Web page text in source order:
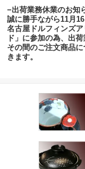
−出荷業務休業のお知
誠に勝手ながら11月
名古屋ドルフィンズ
ド」に参加の為、出
その間のご注文商品
きます。